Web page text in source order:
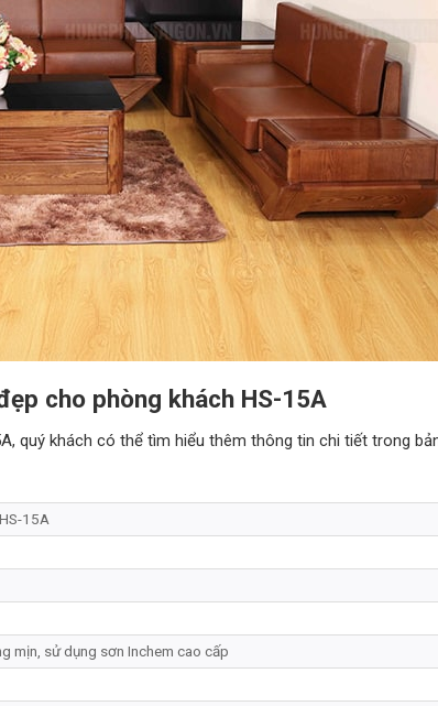
cho phòng khách HS-15A
quý khách có thể tìm hiểu thêm thông tin chi tiết trong
15A
mịn, sử dụng sơn Inchem cao cấp